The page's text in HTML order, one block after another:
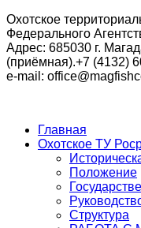
Охотское
Федерального
Адрес: 685030 г.
(приёмная).+7 (4132)
e-mail:
Главная
Охотское ТУ
Положение
Структура